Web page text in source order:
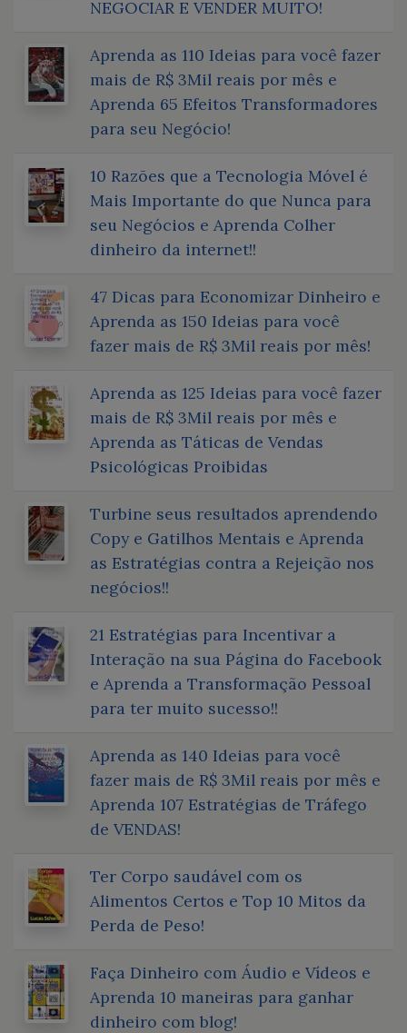
NEGOCIAR E VENDER MUITO!
Aprenda as 110 Ideias para você fazer
mais de R$ 3Mil reais por mês e
Aprenda 65 Efeitos Transformadores
para seu Negócio!
10 Razões que a Tecnologia Móvel é
Mais Importante do que Nunca para
seu Negócios e Aprenda Colher
dinheiro da internet!!
47 Dicas para Economizar Dinheiro e
Aprenda as 150 Ideias para você
fazer mais de R$ 3Mil reais por mês!
Aprenda as 125 Ideias para você fazer
mais de R$ 3Mil reais por mês e
Aprenda as Táticas de Vendas
Psicológicas Proibidas
Turbine seus resultados aprendendo
Copy e Gatilhos Mentais e Aprenda
as Estratégias contra a Rejeição nos
negócios!!
21 Estratégias para Incentivar a
Interação na sua Página do Facebook
e Aprenda a Transformação Pessoal
para ter muito sucesso!!
Aprenda as 140 Ideias para você
fazer mais de R$ 3Mil reais por mês e
Aprenda 107 Estratégias de Tráfego
de VENDAS!
Ter Corpo saudável com os
Alimentos Certos e Top 10 Mitos da
Perda de Peso!
Faça Dinheiro com Áudio e Vídeos e
Aprenda 10 maneiras para ganhar
dinheiro com blog!